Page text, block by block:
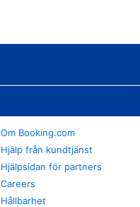
Om Booking.com
Hjälp från kundtjänst
Hjälpsidan för partners
Careers
Hållbarhet